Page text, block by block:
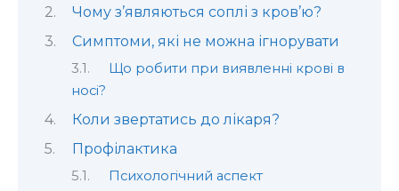
Чому з’являються соплі з кров’ю?
Симптоми, які не можна ігнорувати
Що робити при виявленні крові в
носі?
Коли звертатись до лікаря?
Профілактика
Психологічний аспект